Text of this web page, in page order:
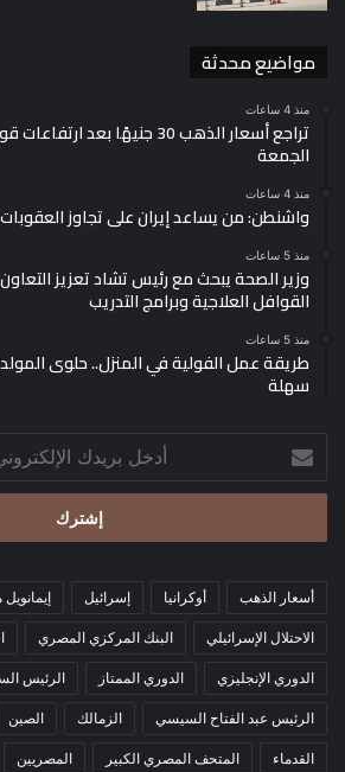
الاقتصادية.
وشهد الين الياباني خلال السنوات الأخيرة
وتقنيات الأمان المستخدمة في طباعة العملة
التكنولوجية الحديثة.
مواضيع محدثة
منذ 4 ساعات
تراجع أسعار الذهب 30 جنيهًا
الجمعة
منذ 4 ساعات
واشنطن: من يساعد إيران على تجاوز
منذ 5 ساعات
وزير الصحة يبحث مع رئيس تشاد تعزيز
القوافل العلاجية وبرامج التدريب
منذ 5 ساعات
طريقة عمل الفولية في المنزل.. حلوى
سهلة
بريدك
الإلكتروني
أسعار الذهب أوكرانيا إسرائيل
الاحتلال الإسرائيلي البنك المركزي المصري
الدوري الإنجليزي الدوري الممتاز الرئيس
الرئيس عبد الفتاح السيسي الزمالك الصين
القدماء المتحف المصري الكبير المصريين